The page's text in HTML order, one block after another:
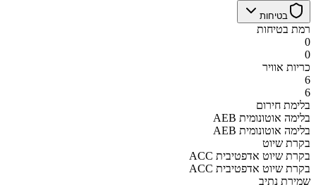
בטיחות
רמת בטיחות
0
0
כריות אוויר
6
6
בלימת חירום
AEB בלימה אוטונומית
AEB בלימה אוטונומית
בקרת שיוט
ACC בקרת שיוט אדפטיבית
ACC בקרת שיוט אדפטיבית
שמירת נתיב